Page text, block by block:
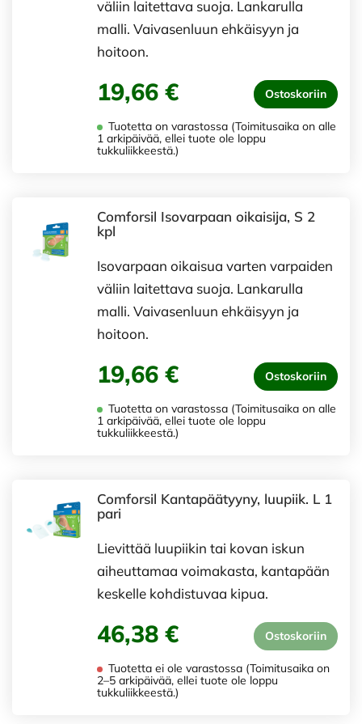
väliin laitettava suoja. Lankarulla
malli. Vaivasenluun ehkäisyyn ja
hoitoon.
19,66 € Ostoskoriin
Tuotetta on varastossa (Toimitusaika on alle
1 arkipäivää, ellei tuote ole loppu
tukkuliikkeestä.)
Comforsil Isovarpaan oikaisija, S 2
kpl
Isovarpaan oikaisua varten varpaiden
väliin laitettava suoja. Lankarulla
malli. Vaivasenluun ehkäisyyn ja
hoitoon.
19,66 € Ostoskoriin
Tuotetta on varastossa (Toimitusaika on alle
1 arkipäivää, ellei tuote ole loppu
tukkuliikkeestä.)
Comforsil Kantapäätyyny, luupiik. L 1
pari
Lievittää luupiikin tai kovan iskun
aiheuttamaa voimakasta, kantapään
keskelle kohdistuvaa kipua.
46,38 € Ostoskoriin
Tuotetta ei ole varastossa (Toimitusaika on
2–5 arkipäivää, ellei tuote ole loppu
tukkuliikkeestä.)